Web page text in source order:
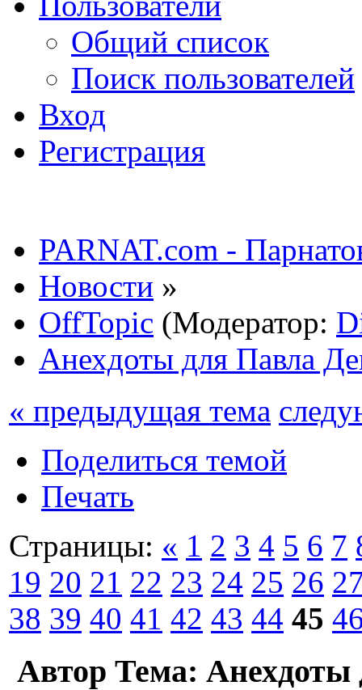
Общий список
Поиск пользователей
Вход
Регистрация
PARNAT.com -
Новости »
OffTopic (Модератор:
Анехдоты для Павла
« предыдущая тема
Поделиться темой
Печать
Страницы: « 1 2 3 4 5 6 7
19 20 21 22 23 24 25 26
38 39 40 41 42 43 44 45
Автор Тема: Анехдоты